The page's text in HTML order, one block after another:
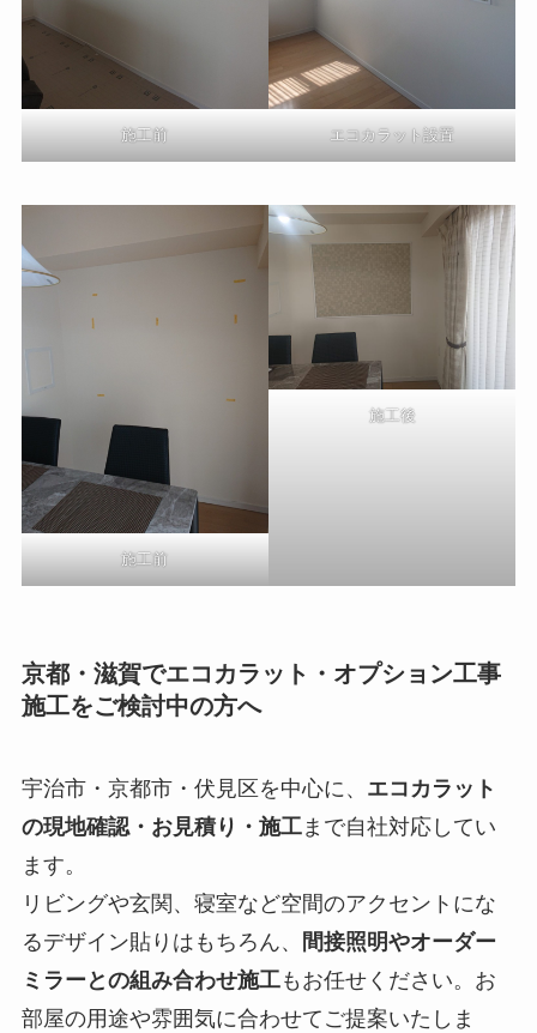
施工前 エコカラット設置
施工前
施工後
京都・滋賀でエコカラット・オプション工事
施工をご検討中の方へ
宇治市・京都市・伏見区を中心に、 エコカラット
の現地確認・お見積り・施工まで自社対応してい
ます。
リビングや玄関、寝室など空間のアクセントにな
るデザイン貼りはもちろん、
間接照明やオーダー
ミラーとの組み合わせ施工もお任せください。お
部屋の用途や雰囲気に合わせてご提案いたしま